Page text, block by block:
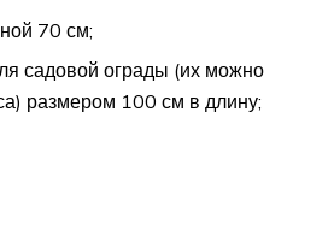
70 см;
садовой ограды (их можно
размером 100 см в длину;